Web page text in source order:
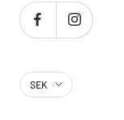
Country/region
SEK